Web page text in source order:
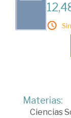
Materias:
Ciencias